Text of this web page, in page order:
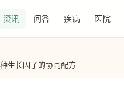
资讯 问答 疾病 医院
生长因子的协同配方